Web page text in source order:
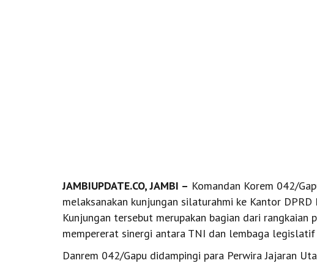
JAMBIUPDATE.CO, JAMBI – Komandan Korem 042/
melaksanakan kunjungan silaturahmi ke Kantor
Kunjungan tersebut merupakan bagian dari rangkaian
mempererat sinergi antara TNI dan lembaga legislatif
Danrem 042/Gapu didampingi para Perwira Jajaran